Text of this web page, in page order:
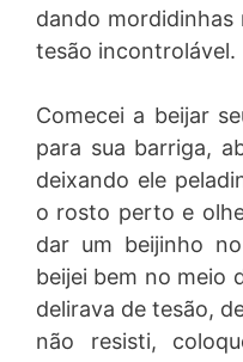
dando mordidinhas
tesão incontrolável.
Comecei a beijar
para sua barriga,
deixando ele
o rosto perto e
dar um beijinho
beijei bem no meio
delirava de tesão,
não resisti,